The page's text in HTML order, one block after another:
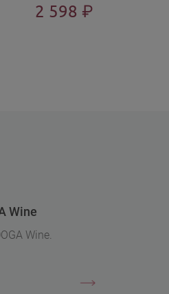
2 598 ₽
Wine
Wine.